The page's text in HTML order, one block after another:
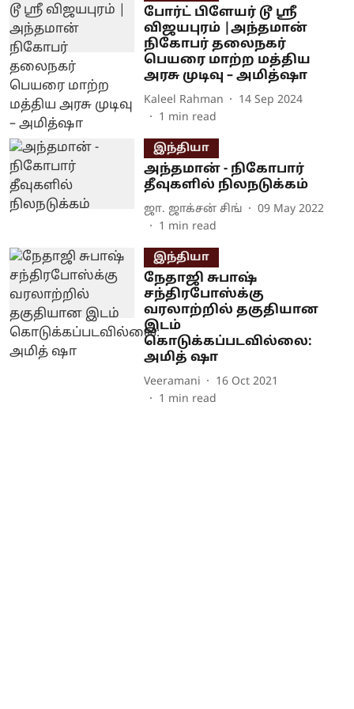
போர்ட் பிளேயர் டூ ஸ்ரீ
விஜயபுரம் |அந்தமான்
நிகோபர் தலைநகர்
பெயரை மாற்ற மத்திய
அரசு முடிவு – அமித்ஷா
Kaleel Rahman
14 Sep 2024
1 min read
இந்தியா
அந்தமான் - நிகோபார்
தீவுகளில் நிலநடுக்கம்
ஜா. ஜாக்சன் சிங்
09 May 2022
1 min read
இந்தியா
நேதாஜி சுபாஷ்
சந்திரபோஸ்க்கு ​
வரலாற்றில் தகுதியான
இடம்
கொடுக்கப்படவில்லை:
அமித் ஷா
Veeramani
16 Oct 2021
1 min read